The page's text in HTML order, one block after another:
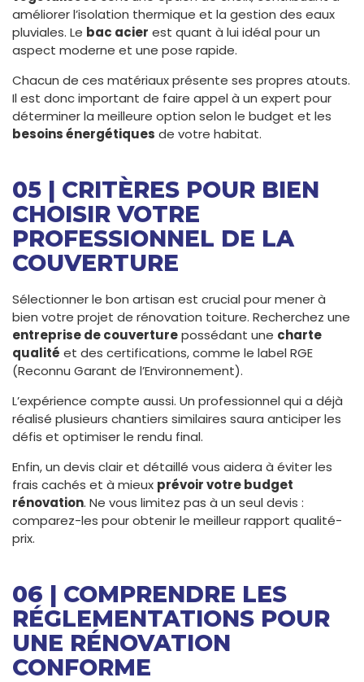
améliorer l’isolation thermique et la gestion des eaux
pluviales. Le bac acier est quant à lui idéal pour un
aspect moderne et une pose rapide.
Chacun de ces matériaux présente ses propres atouts.
Il est donc important de faire appel à un expert pour
déterminer la meilleure option selon le budget et les
besoins énergétiques de votre habitat.
05 | CRITÈRES POUR BIEN
CHOISIR VOTRE
PROFESSIONNEL DE LA
COUVERTURE
Sélectionner le bon artisan est crucial pour mener à
bien votre projet de rénovation toiture. Recherchez une
entreprise de couverturepossédant une charte
qualité et des certifications, comme le label RGE
(Reconnu Garant de l’Environnement).
L’expérience compte aussi. Un professionnel qui a déjà
réalisé plusieurs chantiers similaires saura anticiper les
défis et optimiser le rendu final.
Enfin, un devis clair et détaillé vous aidera à éviter les
frais cachés et à mieux prévoir votre budget
rénovation. Ne vous limitez pas à un seul devis :
comparez-les pour obtenir le meilleur rapport qualité-
prix.
06 | COMPRENDRE LES
RÉGLEMENTATIONS POUR
UNE RÉNOVATION
CONFORME